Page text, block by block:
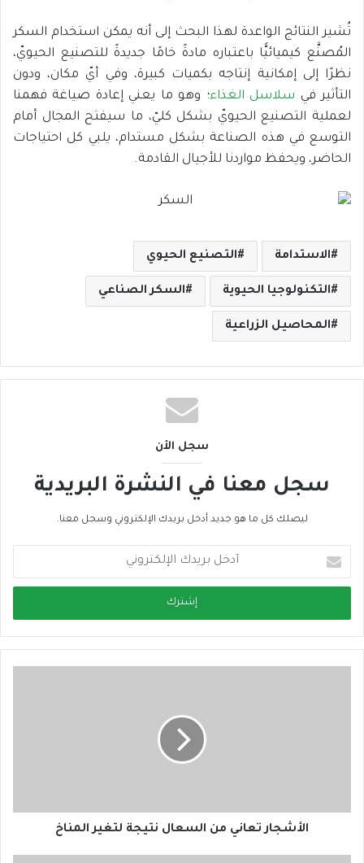
تُشير النتائج الواعدة لهذا البحث إلى أنه يمكن استخدام السكر
المُصنَّع كيميائيًّا باعتباره مادةً خامًا جديدةً للتصنيع الحيويّ،
نظرًا إلى إمكانية إنتاجه بكميات كبيرة، وفي أيّ مكان، ودون
التأثير في سلاسل الغذاء؛ وهو ما يعني إعادة صياغة فهمنا
لعملية التصنيع الحيويّ بشكل كليّ، ما سيفتح المجال أمام
التوسع في هذه الصناعة بشكل مستدام، يلبي كل احتياجات
الحاضر، ويحفظ مواردنا للأجيال القادمة.
الاستدامة التصنيع الحيوي
التكنولوجيا الحيوية السكر الصناعي
المحاصيل الزراعية
سجل الأن
سجل معنا في النشرة البريدية
ليصلك كل ما هو جديد أدخل بريدك الإلكتروني وسجل معنا.
خ
ب
ر
الأشجار تعاني من السعال نتيجة لتغير المناخ